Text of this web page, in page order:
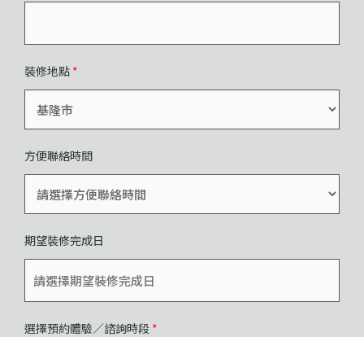
裝修地點 *
方便聯絡時間
期望裝修完成日
選擇預約體驗／諮詢時段 *